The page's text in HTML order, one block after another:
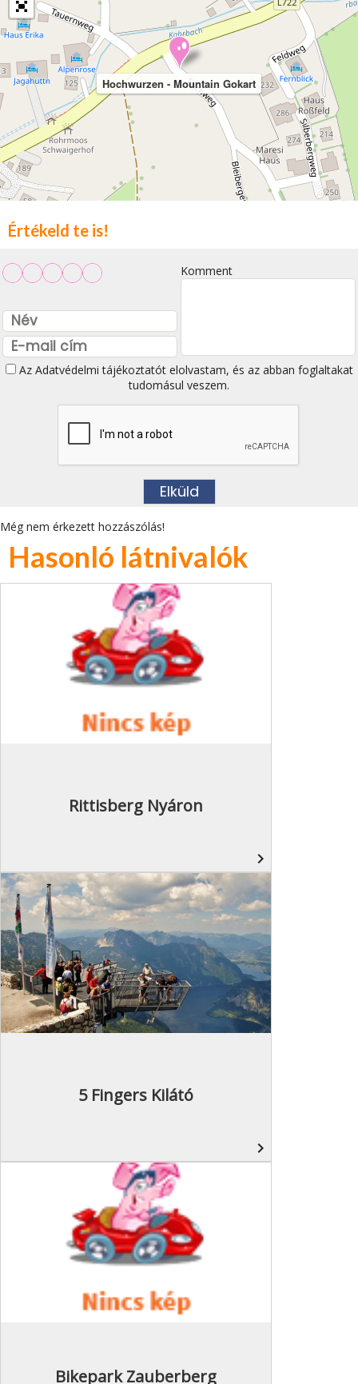
Hochwurzen - Mountain Gokart
Értékeld te is!
Komment
Az Adatvédelmi tájékoztatótelolvastam, és az abban foglaltakat
tudomásul veszem.
Még nem érkezett hozzászólás!
Hasonló látnivalók
Rittisberg Nyáron
navigate_next
5 Fingers Kilátó
navigate_next
Bikepark Zauberberg